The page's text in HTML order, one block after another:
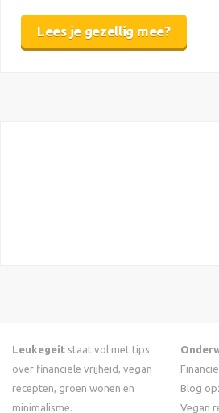
Lees je gezellig mee?
Leukegeit staat vol met tips
over financiële vrijheid, vegan
recepten, groen wonen en
minimalisme.
Blog
Vegan